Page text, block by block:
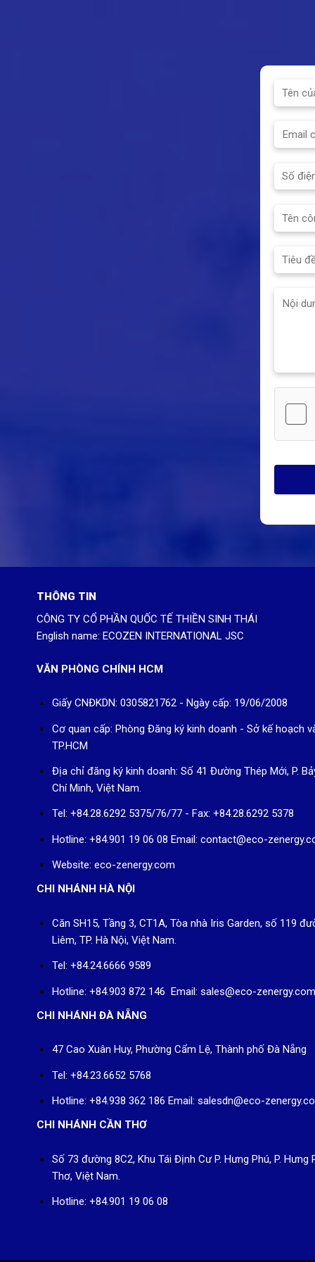
THÔNG TIN
CÔNG TY CỔ PHẦN QUỐC TẾ THIỀN SINH THÁI
English name: ECOZEN INTERNATIONAL JSC
VĂN PHÒNG CHÍNH HCM
Giấy CNĐKDN: 0305821762 - Ngày cấp: 19/06/2008
Cơ quan cấp: Phòng Đăng ký kinh doanh - Sở kế hoạch
TP.HCM
Địa chỉ đăng ký kinh doanh: Số 41 Đường Thép Mới, P.
Chí Minh, Việt Nam.
Tel: +84.28.6292 5375/76/77 - Fax: +84.28.6292 5378
Hotline: +84.901 19 06 08Email: contact@eco-
Website: eco-zenergy.com
CHI NHÁNH HÀ NỘI
Căn SH15, Tầng 3, CT1A, Tòa nhà Iris Garden, số 119
Liêm, TP. Hà Nội, Việt Nam.
Tel: +84.24.6666 9589
Hotline: +84.903 872 146 Email: sales@eco-
CHI NHÁNH ĐÀ NẴNG
47 Cao Xuân Huy, Phường Cẩm Lệ, Thành phố Đà Nẵng
Tel: +84.23.6652 5768
Hotline: +84.938 362 186 Email: salesdn@eco-
CHI NHÁNH CẦN THƠ
Số 73 đường 8C2, Khu Tái Định Cư P. Hưng Phú, P. Hưng
Thơ, Việt Nam.
Hotline: +84.901 19 06 08